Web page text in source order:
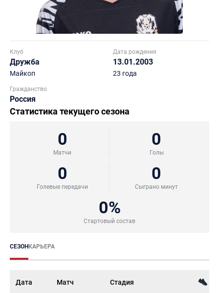
Клуб
Дружба
Майкоп
Дата рождения
13.01.2003
23 года
Гражданство
Россия
Статистика текущего сезона
0
Матчи
0
Голы
0
Голевые передачи
0
Сыграно минут
0%
Стартовый состав
СЕЗОНКАРЬЕРА
Дата Матч Стадия